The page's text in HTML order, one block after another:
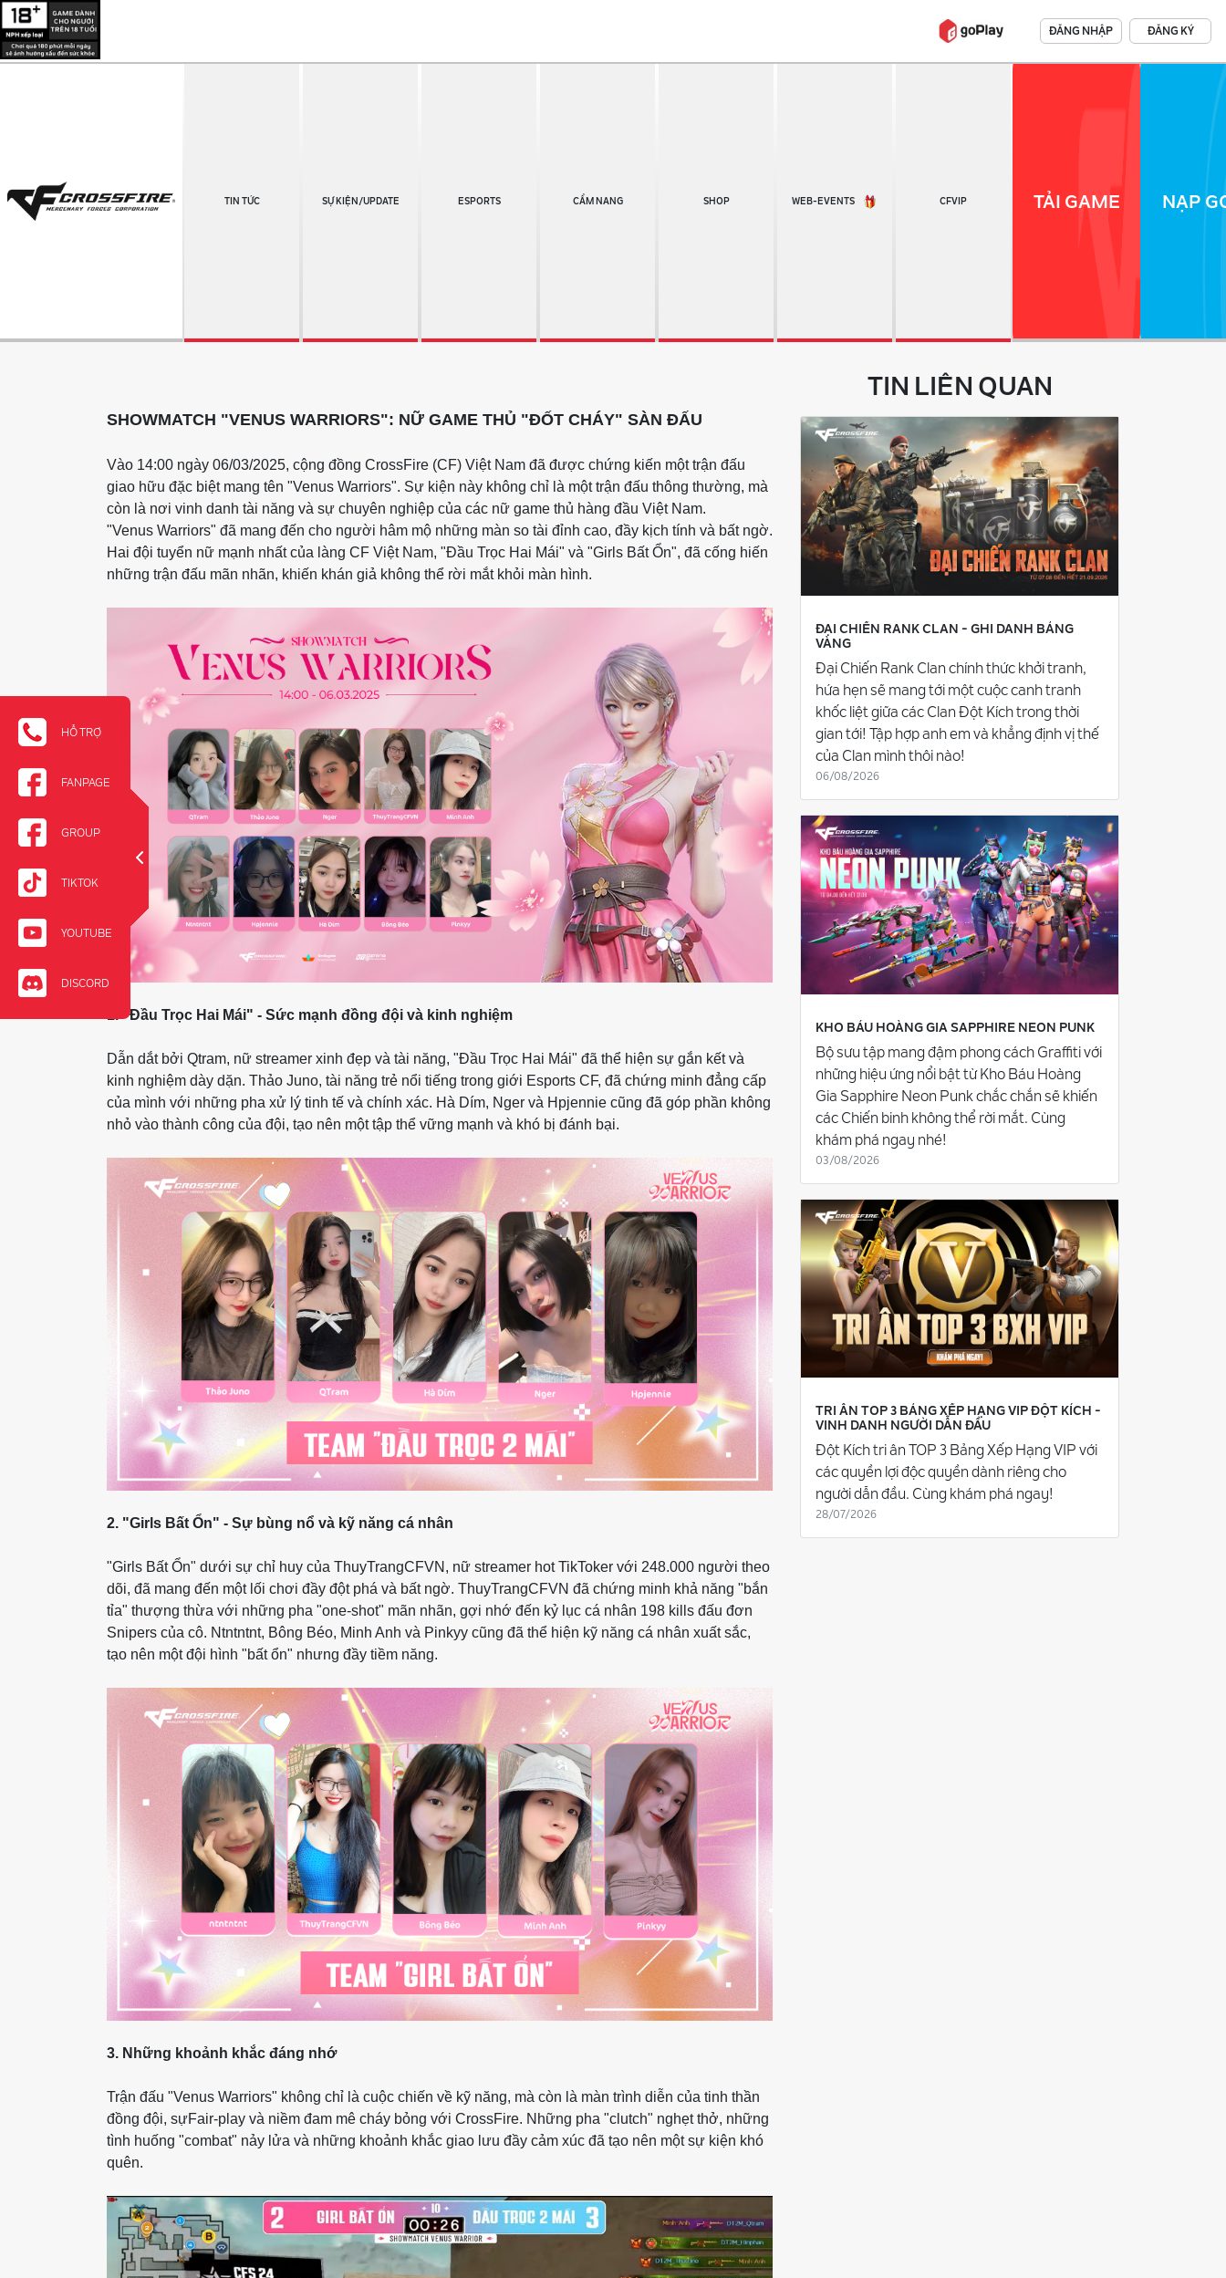
HỖ TRỢ
FANPAGE
GROUP
TIKTOK
YOUTUBE
DISCORD
ĐĂNG NHẬP ĐĂNG KÝ
TIN TỨC SỰ KIỆN/UPDATE ESPORTS CẨM NANG SHOP WEB-EVENTS CFVIP TẢI GAME NẠP
SHOWMATCH "VENUS WARRIORS": NỮ GAME THỦ "ĐỐT CHÁY" SÀN ĐẤU
Vào 14:00 ngày 06/03/2025, cộng đồng CrossFire (CF) Việt Nam đã được chứng kiến một trận đấu
giao hữu đặc biệt mang tên "Venus Warriors". Sự kiện này không chỉ là một trận đấu thông thường, mà
còn là nơi vinh danh tài năng và sự chuyên nghiệp của các nữ game thủ hàng đầu Việt Nam.
"Venus Warriors" đã mang đến cho người hâm mộ những màn so tài đỉnh cao, đầy kịch tính và bất ngờ.
Hai đội tuyển nữ mạnh nhất của làng CF Việt Nam, "Đầu Trọc Hai Mái" và "Girls Bất Ổn", đã cống hiến
những trận đấu mãn nhãn, khiến khán giả không thể rời mắt khỏi màn hình.
1. "Đầu Trọc Hai Mái" - Sức mạnh đồng đội và kinh nghiệm
Dẫn dắt bởi Qtram, nữ streamer xinh đẹp và tài năng, "Đầu Trọc Hai Mái" đã thể hiện sự gắn kết và
kinh nghiệm dày dặn. Thảo Juno, tài năng trẻ nổi tiếng trong giới Esports CF, đã chứng minh đẳng cấp
của mình với những pha xử lý tinh tế và chính xác. Hà Dím, Nger và Hpjennie cũng đã góp phần không
nhỏ vào thành công của đội, tạo nên một tập thể vững mạnh và khó bị đánh bại.
2. "Girls Bất Ổn" - Sự bùng nổ và kỹ năng cá nhân
"Girls Bất Ổn" dưới sự chỉ huy của ThuyTrangCFVN, nữ streamer hot TikToker với 248.000 người theo
dõi, đã mang đến một lối chơi đầy đột phá và bất ngờ. ThuyTrangCFVN đã chứng minh khả năng "bắn
tỉa" thượng thừa với những pha "one-shot" mãn nhãn, gợi nhớ đến kỷ lục cá nhân 198 kills đấu đơn
Snipers của cô. Ntntntnt, Bông Béo, Minh Anh và Pinkyy cũng đã thể hiện kỹ năng cá nhân xuất sắc,
tạo nên một đội hình "bất ổn" nhưng đầy tiềm năng.
3. Những khoảnh khắc đáng nhớ
Trận đấu "Venus Warriors" không chỉ là cuộc chiến về kỹ năng, mà còn là màn trình diễn của tinh thần
đồng đội, sựFair-play và niềm đam mê cháy bỏng với CrossFire. Những pha "clutch" nghẹt thở, những
tình huống "combat" nảy lửa và những khoảnh khắc giao lưu đầy cảm xúc đã tạo nên một sự kiện khó
quên.
TIN LIÊN QUAN
ĐẠI CHIẾN RANK CLAN - GHI DANH BẢNG
VÀNG
Đại Chiến Rank Clan chính thức khởi tranh,
hứa hẹn sẽ mang tới một cuộc canh tranh
khốc liệt giữa các Clan Đột Kích trong thời
gian tới! Tập hợp anh em và khẳng định vị thế
của Clan mình thôi nào!
06/08/2026
KHO BÁU HOÀNG GIA SAPPHIRE NEON PUNK
Bộ sưu tập mang đậm phong cách Graffiti với
những hiệu ứng nổi bật từ Kho Báu Hoàng
Gia Sapphire Neon Punk chắc chắn sẽ khiến
các Chiến binh không thể rời mắt. Cùng
khám phá ngay nhé!
03/08/2026
TRI ÂN TOP 3 BẢNG XẾP HẠNG VIP ĐỘT KÍCH -
VINH DANH NGƯỜI DẪN ĐẦU
Đột Kích tri ân TOP 3 Bảng Xếp Hạng VIP với
các quyền lợi độc quyền dành riêng cho
người dẫn đầu. Cùng khám phá ngay!
28/07/2026